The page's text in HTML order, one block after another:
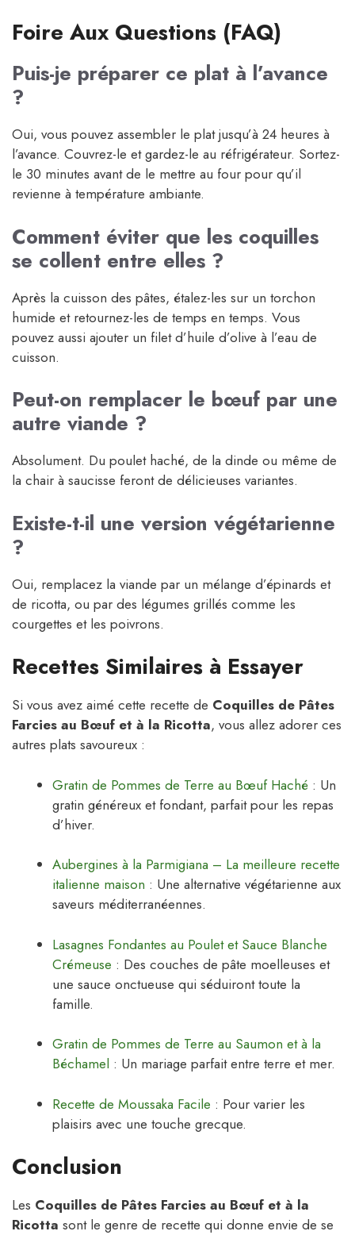
Foire Aux Questions (FAQ)
Puis-je préparer ce plat à l’avance
?
Oui, vous pouvez assembler le plat jusqu’à 24 heures à
l’avance. Couvrez-le et gardez-le au réfrigérateur. Sortez-
le 30 minutes avant de le mettre au four pour qu’il
revienne à température ambiante.
Comment éviter que les coquilles
se collent entre elles ?
Après la cuisson des pâtes, étalez-les sur un torchon
humide et retournez-les de temps en temps. Vous
pouvez aussi ajouter un filet d’huile d’olive à l’eau de
cuisson.
Peut-on remplacer le bœuf par une
autre viande ?
Absolument. Du poulet haché, de la dinde ou même de
la chair à saucisse feront de délicieuses variantes.
Existe-t-il une version végétarienne
?
Oui, remplacez la viande par un mélange d’épinards et
de ricotta, ou par des légumes grillés comme les
courgettes et les poivrons.
Recettes Similaires à Essayer
Si vous avez aimé cette recette de Coquilles de Pâtes
Farcies au Bœuf et à la Ricotta, vous allez adorer ces
autres plats savoureux :
Gratin de Pommes de Terre au Bœuf Haché : Un
gratin généreux et fondant, parfait pour les repas
d’hiver.
Aubergines à la Parmigiana – La meilleure recette
italienne maison : Une alternative végétarienne aux
saveurs méditerranéennes.
Lasagnes Fondantes au Poulet et Sauce Blanche
Crémeuse : Des couches de pâte moelleuses et
une sauce onctueuse qui séduiront toute la
famille.
Gratin de Pommes de Terre au Saumon et à la
Béchamel : Un mariage parfait entre terre et mer.
Recette de Moussaka Facile : Pour varier les
plaisirs avec une touche grecque.
Conclusion
Les Coquilles de Pâtes Farcies au Bœuf et à la
Ricotta sont le genre de recette qui donne envie de se